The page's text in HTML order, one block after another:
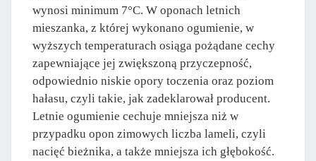
wynosi minimum 7°C. W oponach letnich
mieszanka, z której wykonano ogumienie, w
wyższych temperaturach osiąga pożądane cechy
zapewniające jej zwiększoną przyczepność,
odpowiednio niskie opory toczenia oraz poziom
hałasu, czyli takie, jak zadeklarował producent.
Letnie ogumienie cechuje mniejsza niż w
przypadku opon zimowych liczba lameli, czyli
nacięć bieżnika, a także mniejsza ich głębokość.